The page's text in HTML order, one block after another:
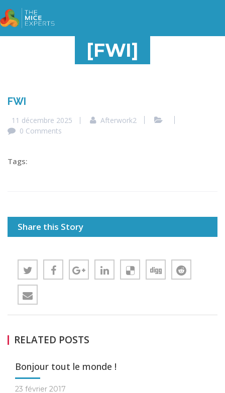
[FWI]
FWI
11 décembre 2025
Afterwork2
0 Comments
Tags:
Share this Story
RELATED POSTS
Bonjour tout le monde !
23 février 2017